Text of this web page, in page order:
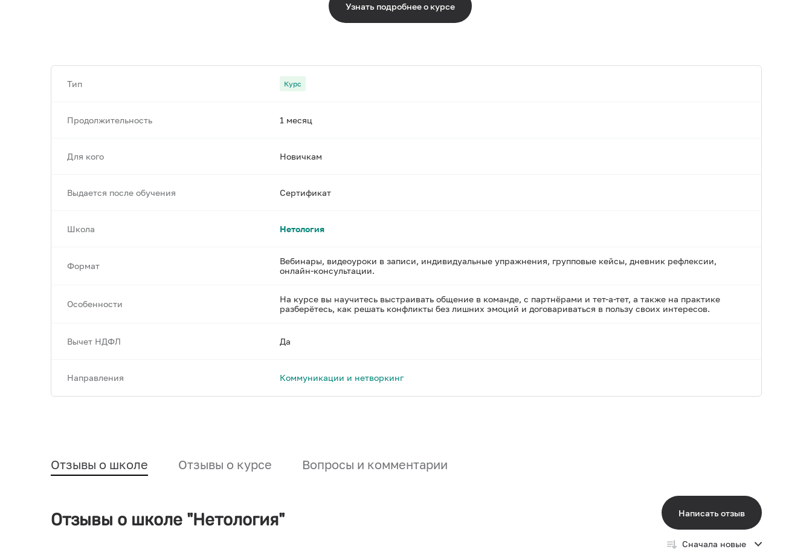
Узнать подробнее о курсе
Тип Курс
Продолжительность 1 месяц
Для кого Новичкам
Выдается после обучения Сертификат
Школа Нетология
Формат
Вебинары, видеоуроки в записи, индивидуальные упражнения, групповые кейсы, дневник рефлексии,
онлайн-консультации.
Особенности
На курсе вы научитесь выстраивать общение в команде, с партнёрами и тет-а-тет, а также на практике
разберётесь, как решать конфликты без лишних эмоций и договариваться в пользу своих интересов.
Вычет НДФЛ Да
Направления Коммуникации и нетворкинг
Отзывы о школе Отзывы о курсе Вопросы и комментарии
Отзывы о школе "Нетология" Написать отзыв
Сначала новые